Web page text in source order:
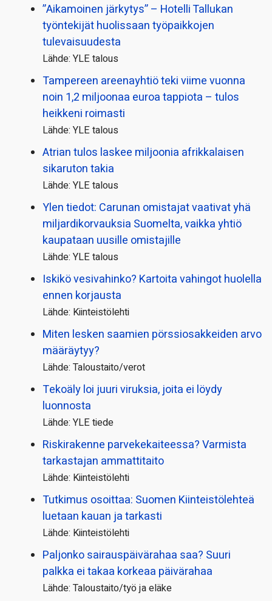
”Aikamoinen järkytys” – Hotelli Tallukan
työntekijät huolissaan työpaikkojen
tulevaisuudesta
Lähde: YLE talous
Tampereen areenayhtiö teki viime vuonna
noin 1,2 miljoonaa euroa tappiota – tulos
heikkeni roimasti
Lähde: YLE talous
Atrian tulos laskee miljoonia afrikkalaisen
sikaruton takia
Lähde: YLE talous
Ylen tiedot: Carunan omistajat vaativat yhä
miljardi­korvauksia Suomelta, vaikka yhtiö
kaupataan uusille omistajille
Lähde: YLE talous
Iskikö vesivahinko? Kartoita vahingot huolella
ennen korjausta
Lähde: Kiinteistölehti
Miten lesken saamien pörssi­osakkeiden arvo
määräytyy?
Lähde: Taloustaito/verot
Tekoäly loi juuri viruksia, joita ei löydy
luonnosta
Lähde: YLE tiede
Riskirakenne parvekekaiteessa? Varmista
tarkastajan ammattitaito
Lähde: Kiinteistölehti
Tutkimus osoittaa: Suomen Kiinteistölehteä
luetaan kauan ja tarkasti
Lähde: Kiinteistölehti
Paljonko sairauspäivä­rahaa saa? Suuri
palkka ei takaa korkeaa päivärahaa
Lähde: Taloustaito/työ ja eläke